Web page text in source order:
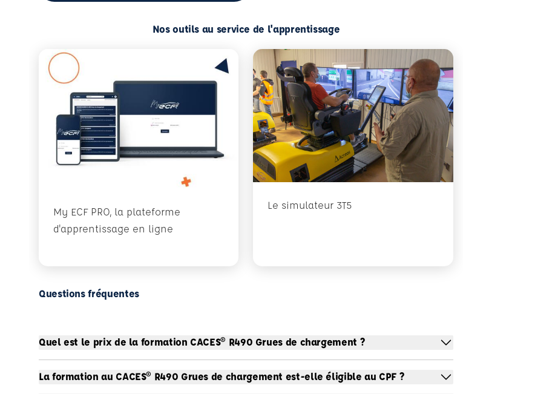
Nos outils au service de l'apprentissage
My ECF PRO, la plateforme
d'apprentissage en ligne
Le simulateur 3T5
Questions fréquentes
Quel est le prix de la formation CACES® R490 Grues de chargement ?
La formation au CACES® R490 Grues de chargement est-elle éligible au CPF ?